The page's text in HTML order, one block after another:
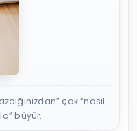
çok “nasıl
büyür.